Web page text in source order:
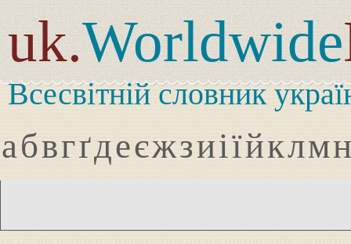
uk.Worldwide
Всесвітній словник
абвгґдеєжзиіїйклмн